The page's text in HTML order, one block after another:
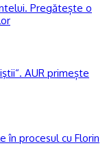
Pregătește o
AUR primește
în procesul cu Florin